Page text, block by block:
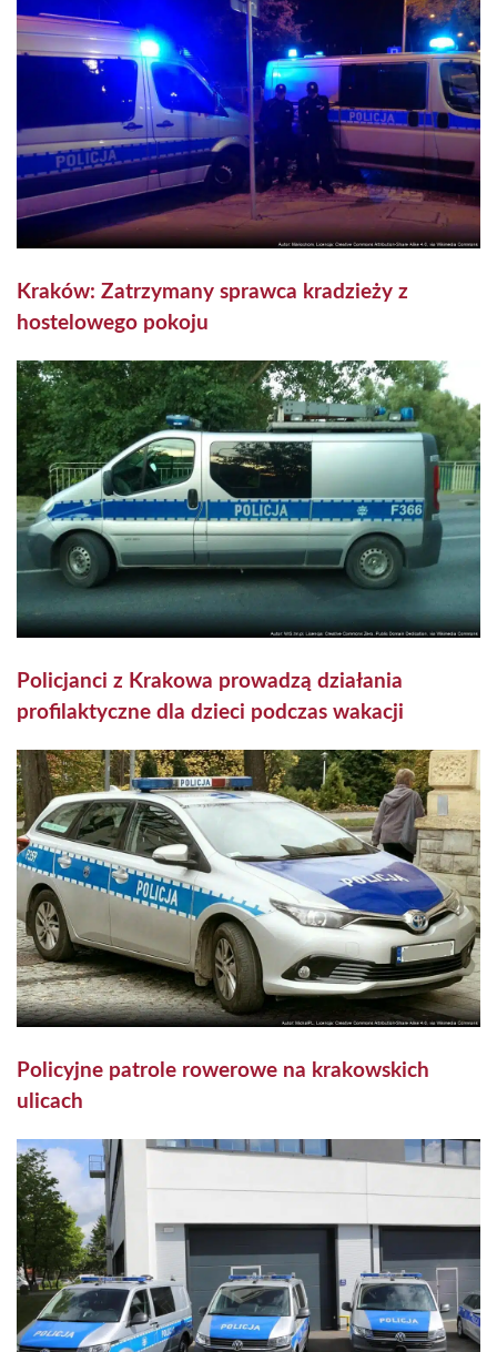
Kraków: Zatrzymany sprawca kradzieży z
hostelowego pokoju
Policjanci z Krakowa prowadzą działania
profilaktyczne dla dzieci podczas wakacji
Policyjne patrole rowerowe na krakowskich
ulicach